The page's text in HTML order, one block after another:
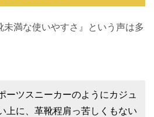
未満な使いやすさ』という声は多
ーツスニーカーのようにカジュ
上に、革靴程肩っ苦しくもない